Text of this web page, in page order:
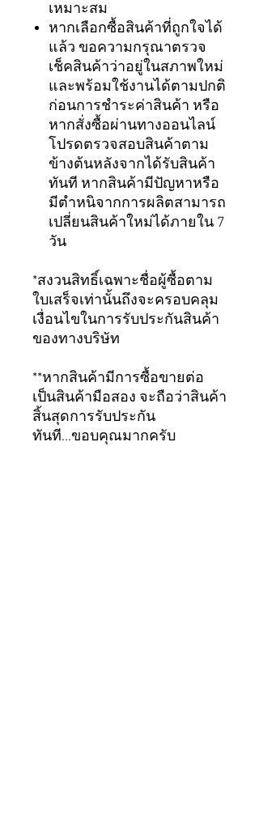
เหมาะสม
หากเลือกซื้อสินค้าที่ถูกใจได้
แล้ว ขอความกรุณาตรวจ
เช็คสินค้าว่าอยู่ในสภาพใหม่
และพร้อมใช้งานได้ตามปกติ
ก่อนการชำระค่าสินค้า หรือ
หากสั่งซื้อผ่านทางออนไลน์
โปรดตรวจสอบสินค้าตาม
ข้างต้นหลังจากได้รับสินค้า
ทันที หากสินค้ามีปัญหาหรือ
มีตำหนิจากการผลิตสามารถ
เปลี่ยนสินค้าใหม่ได้ภายใน 7
วัน
*สงวนสิทธิ์เฉพาะชื่อผู้ซื้อตาม
ใบเสร็จเท่านั้นถึงจะครอบคลุม
เงื่อนไขในการรับประกันสินค้า
ของทางบริษัท
**หากสินค้ามีการซื้อขายต่อ
เป็นสินค้ามือสอง จะถือว่าสินค้า
สิ้นสุดการรับประกัน
ทันที...ขอบคุณมากครับ